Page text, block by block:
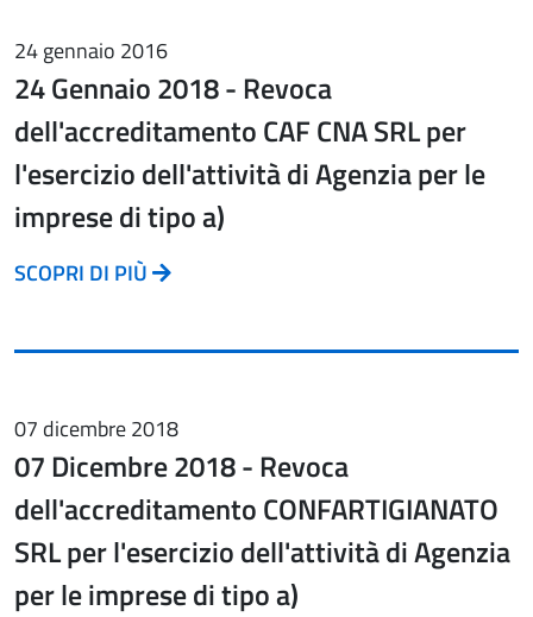
24 gennaio 2016
24 Gennaio 2018 - Revoca
dell'accreditamento CAF CNA SRL per
l'esercizio dell'attività di Agenzia per le
imprese di tipo a)
SCOPRI DI PIÙ
07 dicembre 2018
07 Dicembre 2018 - Revoca
dell'accreditamento CONFARTIGIANATO
SRL per l'esercizio dell'attività di Agenzia
per le imprese di tipo a)